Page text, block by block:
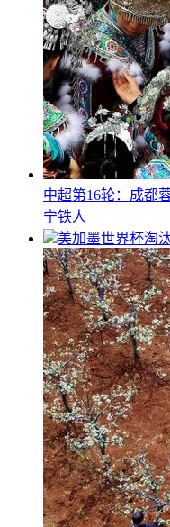
中超第16轮：成都
宁铁人
美加墨世界杯淘